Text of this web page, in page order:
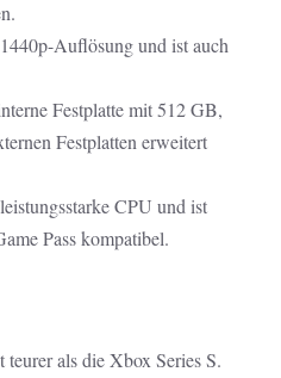
Auflösung und ist auch
Festplatte mit 512 GB,
Festplatten erweitert
CPU und ist
Pass kompatibel.
als die Xbox Series S.